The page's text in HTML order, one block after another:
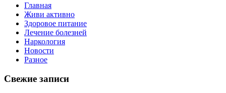
Главная
Живи активно
Здоровое питание
Лечение болезней
Наркология
Новости
Разное
Свежие записи